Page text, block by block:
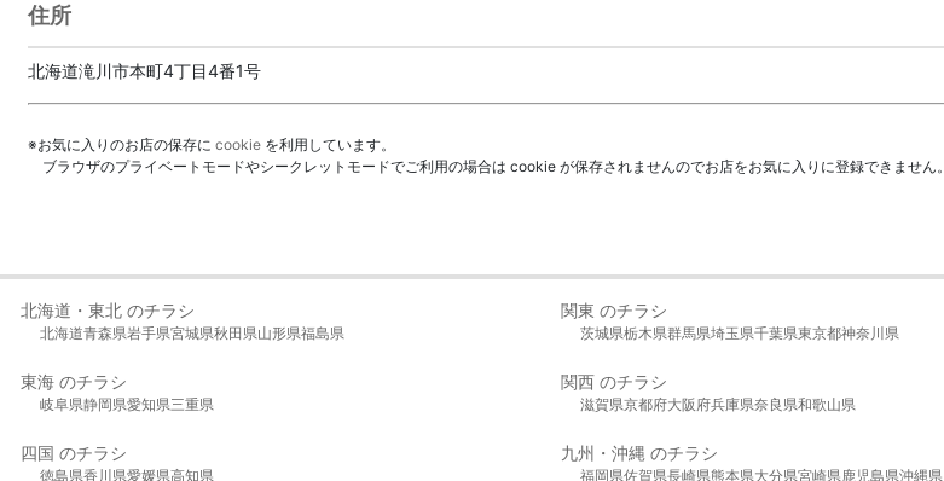
住所
北海道滝川市本町4丁目4番1号
※お気に入りのお店の保存に cookie を利用しています。
ブラウザのプライベートモードやシークレットモードでご利用の場合は cookie が保存されませんのでお店をお気に入りに登録できません。
北海道・東北 のチラシ
北海道青森県岩手県宮城県秋田県山形県福島県
関東 のチラシ
茨城県栃木県群馬県埼玉県千葉県東京都神奈川県
東海 のチラシ
岐阜県静岡県愛知県三重県
関西 のチラシ
滋賀県京都府大阪府兵庫県奈良県和歌山県
四国 のチラシ
徳島県香川県愛媛県高知県
九州・沖縄 のチラシ
福岡県佐賀県長崎県熊本県大分県宮崎県鹿児島県沖縄県